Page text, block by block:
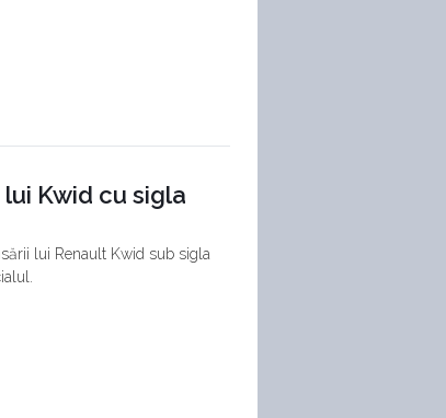
Kwid cu sigla
lui Renault Kwid sub sigla